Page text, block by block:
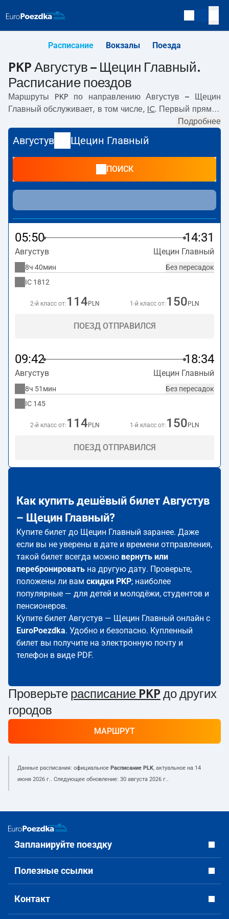
Расписание Вокзалы Поезда
PKP Августув – Щецин Главный.
Расписание поездов
Маршруты PKP по направлению Августув – Щецин
Главный обслуживает, в том числе, IC. Первый прямой
с вокзала PKP Августув по
Kolejowa, 16-300 Augustow
до Щецин Главный отправляется в 09:42. Самое
быстрое путешествие предлагает прямой поезд
. Поездка на нём занимает
маршрутуАвгустув–Щецин Главныйтакже курсируют
другие поезда:
- предлагают более низкую цену билета
и, как правило, более долгое время в пути. Поезд
заканчивает маршрут на станции Щецин Главный по
адресуKrzysztofa Kolumba 2, Szczecin
Подробнее
Августув Щецин Главный
ПОИСК
05:50 14:31
Августув Щецин Главный
Без пересадок
8ч 40мин
IC 1812
2-й класс от: 114 PLN 1-й класс от: 150 PLN
ПОЕЗД ОТПРАВИЛСЯ
09:42 18:34
Августув Щецин Главный
Без пересадок
8ч 51мин
IC 145
2-й класс от: 114 PLN 1-й класс от: 150 PLN
ПОЕЗД ОТПРАВИЛСЯ
Как купить дешёвый билет Августув
– Щецин Главный?
Купите билет до Щецин Главный заранее. Даже
если вы не уверены в дате и времени отправления,
такой билет всегда можно вернуть или
перебронировать на другую дату. Проверьте,
положены ли вам скидки PKP; наиболее
популярные — для детей и молодёжи, студентов и
пенсионеров.
Купите билет Августув — Щецин Главный онлайн с
EuroPoezdka. Удобно и безопасно. Купленный
билет вы получите на электронную почту и
телефон в виде PDF.
Проверьте расписание PKP до других
городов
МАРШРУТ
Данные расписания: официальное Расписание PLK, актуальное на 14
июня 2026 г.. Следующее обновление: 30 августа 2026 г..
Запланируйте поездку
Полезные ссылки
Контакт